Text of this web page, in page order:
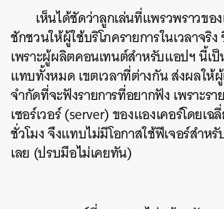
เห็นได้ชัดว่าลูกเล่นที่แพรวพราวขอ
ชักชวนให้ผู้ใช้บริโภครายการในเวลาจริง
เพราะผู้ผลิตคอนเทนต์สำหรับแอปฯ นี้เ
แทบทั้งหมด เขตเวลาที่ต่างกัน ส่งผลให้
จำกัดที่จะฟังรายการที่อยากฟัง เพราะร
เซอร์เวอร์ (server) ของแองเคอร์โดยเ
ชั่วโมง จึงแทบไม่มีโอกาสใช้ฟีเจอร์สำห
เลย (ปรบมือไม่เคยทัน)